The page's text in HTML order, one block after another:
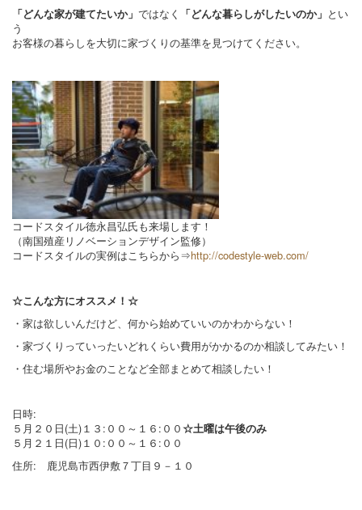
「どんな家が建てたいか」 ではなく 「どんな暮らしがしたいのか」 とい
う
お客様の暮らしを大切に家づくりの基準を見つけてください。
コードスタイル徳永昌弘氏も来場します！
（南国殖産リノベーションデザイン監修）
コードスタイルの実例はこちらから⇒http://codestyle-web.com/
☆こんな方にオススメ！☆
・家は欲しいんだけど、何から始めていいのかわからない！
・家づくりっていったいどれくらい費用がかかるのか相談してみたい！
・住む場所やお金のことなど全部まとめて相談したい！
日時:
５月２０日(土)１３:００～１６:００☆土曜は午後のみ
５月２１日(日)１０:００～１６:００
住所: 鹿児島市西伊敷７丁目９－１０